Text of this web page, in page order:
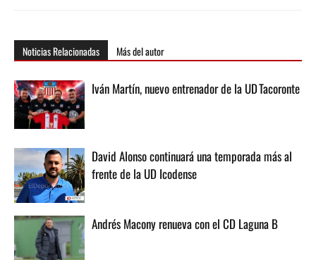
Noticias Relacionadas Más del autor
Iván Martín, nuevo entrenador de la UD Tacoronte
David Alonso continuará una temporada más al
frente de la UD Icodense
Andrés Macony renueva con el CD Laguna B